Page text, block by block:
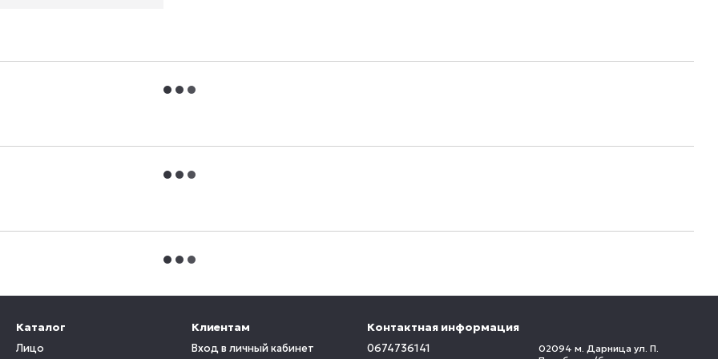
Каталог
Лицо
Клиентам
Вход в личный кабинет
Контактная информация
0674736141
02094 м. Дарница ул. П.